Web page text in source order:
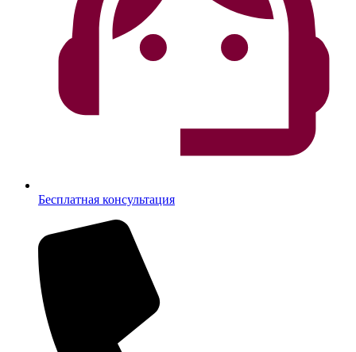
Бесплатная консультация